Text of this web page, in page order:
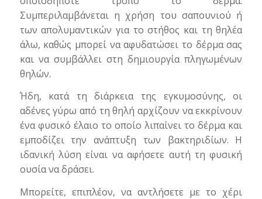
Συμπεριλαμβάνεται η χρήση του σαπουνιού ή
των απολυμαντικών για το στήθος και τη θηλέα
άλω, καθώς μπορεί να αφυδατώσει το δέρμα σας
και να συμβάλλει στη δημιουργία πληγωμένων
θηλών.
Ήδη, κατά τη διάρκεια της εγκυμοσύνης, οι
αδένες γύρω από τη θηλή αρχίζουν να εκκρίνουν
ένα φυσικό έλαιο το οποίο λιπαίνει το δέρμα και
εμποδίζει την ανάπτυξη των βακτηριδίων. Η
ιδανική λύση είναι να αφήσετε αυτή τη φυσική
ουσία να δράσει.
Μπορείτε, επιπλέον, να αντλήσετε με το χέρι